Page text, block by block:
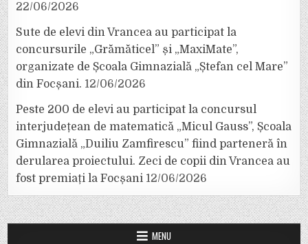
22/06/2026
Sute de elevi din Vrancea au participat la
concursurile „Grămăticel” și „MaxiMate”,
organizate de Școala Gimnazială „Ștefan cel Mare”
din Focșani. 12/06/2026
Peste 200 de elevi au participat la concursul
interjudețean de matematică „Micul Gauss”, Școala
Gimnazială „Duiliu Zamfirescu” fiind parteneră în
derularea proiectului. Zeci de copii din Vrancea au
fost premiați la Focșani 12/06/2026
MENU